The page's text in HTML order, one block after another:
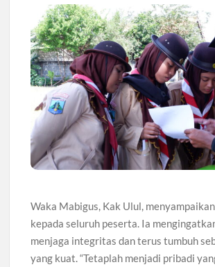
Waka Mabigus, Kak Ulul,
kepada seluruh peserta. Ia
menjaga integritas dan terus tumbuh
yang kuat. “Tetaplah menjadi pribadi